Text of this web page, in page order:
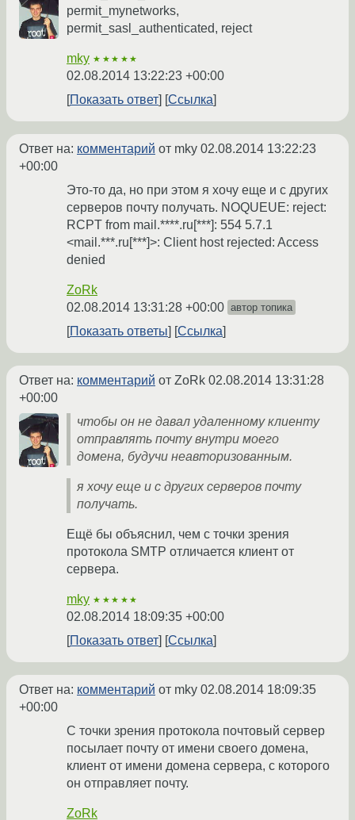
permit_mynetworks,
permit_sasl_authenticated, reject
mky ★★★★★
02.08.2014 13:22:23 +00:00
Показать ответ
Ссылка
Ответ на: комментарий от mky 02.08.2014 13:22:23
+00:00
Это-то да, но при этом я хочу еще и с других
серверов почту получать. NOQUEUE: reject:
RCPT from mail.****.ru[***]: 554 5.7.1
<mail.***.ru[***]>: Client host rejected: Access
denied
ZoRk
02.08.2014 13:31:28 +00:00 автор топика
Показать ответы Ссылка
Ответ на: комментарий от ZoRk 02.08.2014 13:31:28
+00:00
чтобы он не давал удаленному клиенту
отправлять почту внутри моего
домена, будучи неавторизованным.
я хочу еще и с других серверов почту
получать.
Ещё бы объяснил, чем с точки зрения
протокола SMTP отличается клиент от
сервера.
mky ★★★★★
02.08.2014 18:09:35 +00:00
Показать ответ
Ссылка
Ответ на: комментарий от mky 02.08.2014 18:09:35
+00:00
С точки зрения протокола почтовый сервер
посылает почту от имени своего домена,
клиент от имени домена сервера, с которого
он отправляет почту.
ZoRk